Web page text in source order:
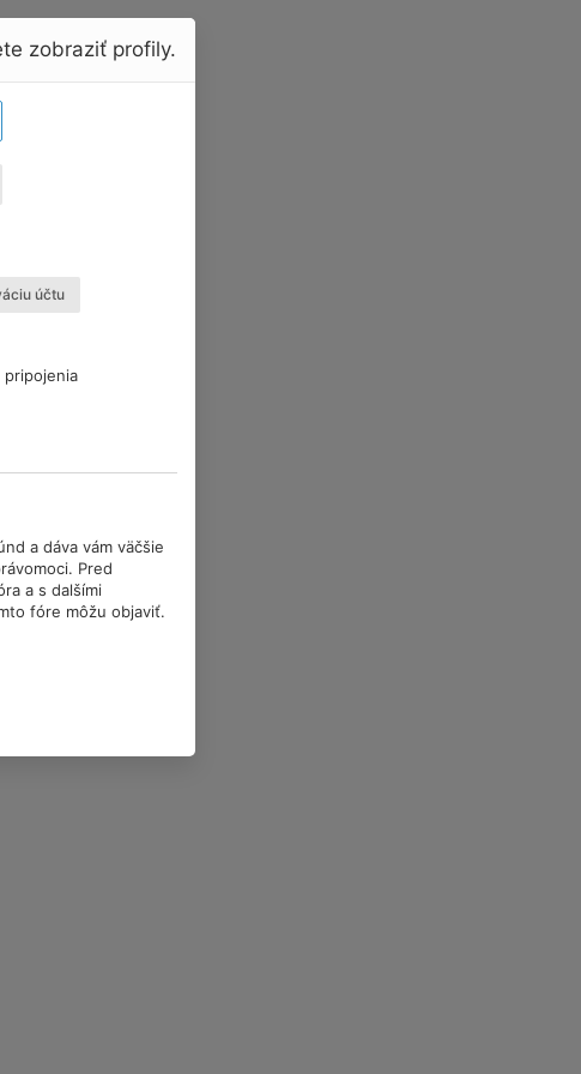
zobraziť profily.
účtu
a dáva vám väčšie
Pred
a s dalšími
fóre môžu objaviť.